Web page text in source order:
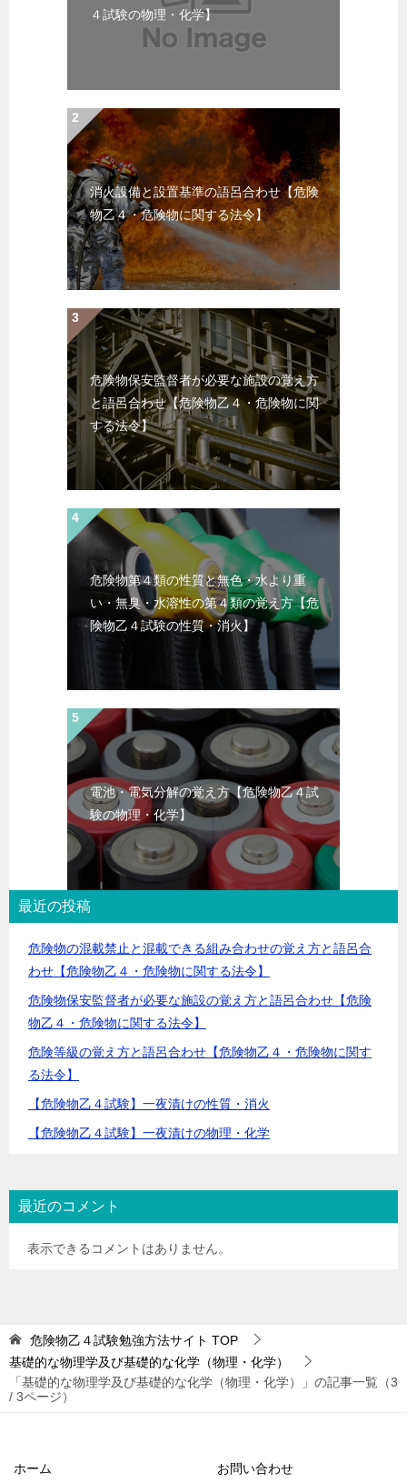
４試験の物理・化学】
消火設備と設置基準の語呂合わせ【危険
物乙４・危険物に関する法令】
危険物保安監督者が必要な施設の覚え方
と語呂合わせ【危険物乙４・危険物に関
する法令】
危険物第４類の性質と無色・水より重
い・無臭・水溶性の第４類の覚え方【危
険物乙４試験の性質・消火】
電池・電気分解の覚え方【危険物乙４試
験の物理・化学】
最近の投稿
危険物の混載禁止と混載できる組み合わせの覚え方と語呂合
わせ【危険物乙４・危険物に関する法令】
危険物保安監督者が必要な施設の覚え方と語呂合わせ【危険
物乙４・危険物に関する法令】
危険等級の覚え方と語呂合わせ【危険物乙４・危険物に関す
る法令】
【危険物乙４試験】一夜漬けの性質・消火
【危険物乙４試験】一夜漬けの物理・化学
最近のコメント
表示できるコメントはありません。
危険物乙４試験勉強方法サイト TOP
基礎的な物理学及び基礎的な化学（物理・化学）
「基礎的な物理学及び基礎的な化学（物理・化学）」の記事一覧（3
/ 3ページ）
ホーム お問い合わせ